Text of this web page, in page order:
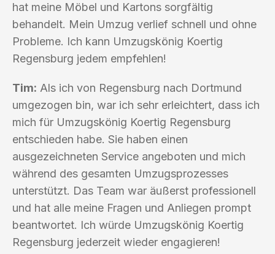
hat meine Möbel und Kartons sorgfältig
behandelt. Mein Umzug verlief schnell und ohne
Probleme. Ich kann Umzugskönig Koertig
Regensburg jedem empfehlen!
Tim: Als ich von Regensburg nach Dortmund
umgezogen bin, war ich sehr erleichtert, dass ich
mich für Umzugskönig Koertig Regensburg
entschieden habe. Sie haben einen
ausgezeichneten Service angeboten und mich
während des gesamten Umzugsprozesses
unterstützt. Das Team war äußerst professionell
und hat alle meine Fragen und Anliegen prompt
beantwortet. Ich würde Umzugskönig Koertig
Regensburg jederzeit wieder engagieren!